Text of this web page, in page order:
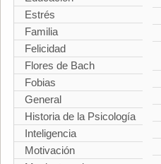
Estrés
Familia
Felicidad
Flores de Bach
Fobias
General
Historia de la Psicología
Inteligencia
Motivación